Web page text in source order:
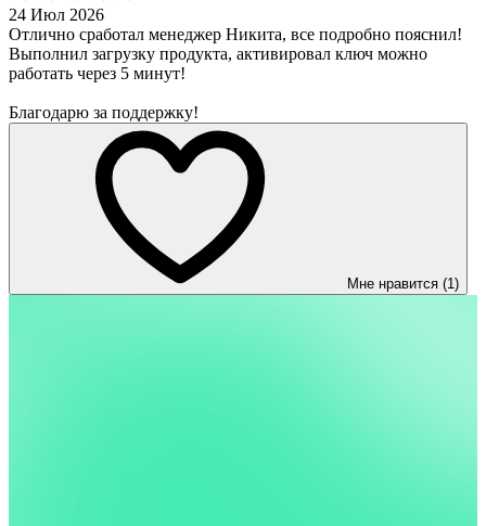
24 Июл 2026
Отлично сработал менеджер Никита, все подробно пояснил!
Выполнил загрузку продукта, активировал ключ можно
работать через 5 минут!
Благодарю за поддержку!
Мне нравится (1)